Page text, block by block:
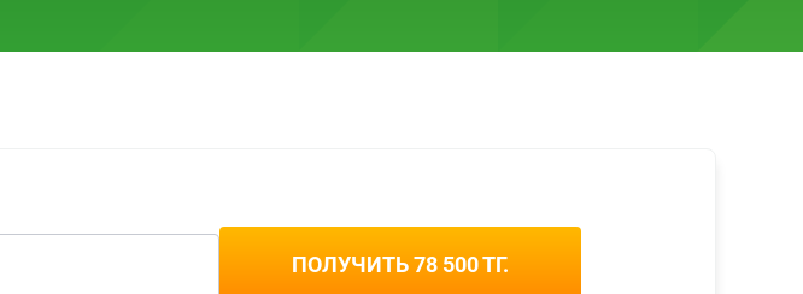
+7 (775) 0300-24-7
info.robocash@zaimer.kz
ПОЛУЧИТЬ 78 500 ТГ.